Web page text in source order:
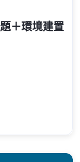
＋環境建置